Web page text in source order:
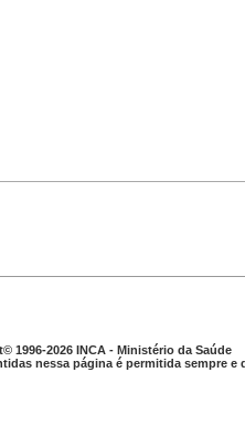
1996-2026 INCA - Ministério da Saúde
nessa página é permitida sempre e